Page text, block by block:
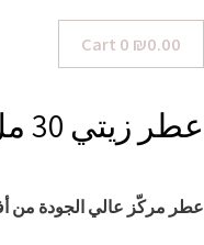
₪0.00
0
Cart
عطر زيتي 30 مل CRYSTAL
عطر مركّز عالي الجودة من